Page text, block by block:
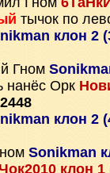
тычок по
клон 2
Гном
нанёс Орк
2448
клон 2
Sonikman
клон 1